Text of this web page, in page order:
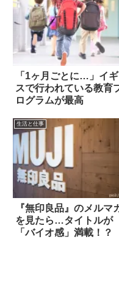
「1ヶ月ごとに…」イギ
スで行われている教育
ログラムが最高
生活と仕事
『無印良品』のメルマ
を見たら…タイトルが
「バイオ感」満載！？